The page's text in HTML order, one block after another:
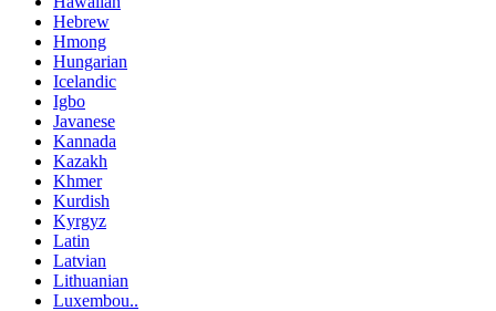
Hebrew
Hmong
Hungarian
Icelandic
Igbo
Javanese
Kannada
Kazakh
Khmer
Kurdish
Kyrgyz
Latin
Latvian
Lithuanian
Luxembou..